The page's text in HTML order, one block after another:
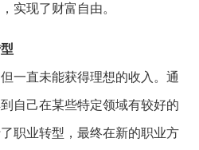
实现了财富自由。
但一直未能获得理想的收入。 通
自己在某些特定领域有较好的
职业转型， 最终在新的职业方